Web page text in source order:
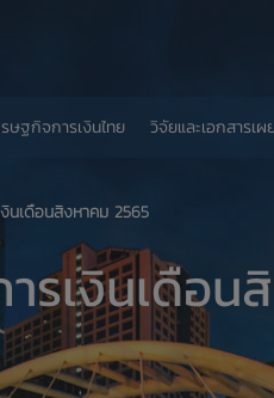
ษฐกิจการเงินไทย วิจัยและเอกสารเ
นเดือนสิงหาคม 2565
รเงินเดือ